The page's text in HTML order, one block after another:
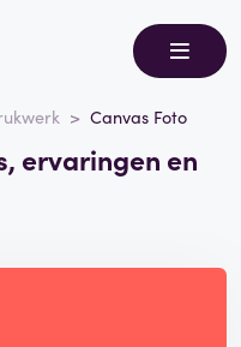
Canvas Foto
ervaringen en